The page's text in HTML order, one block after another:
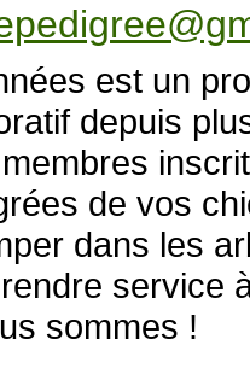
est un
depuis
de vos
dans les
service
sommes !